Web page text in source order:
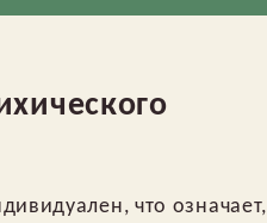
что означает,